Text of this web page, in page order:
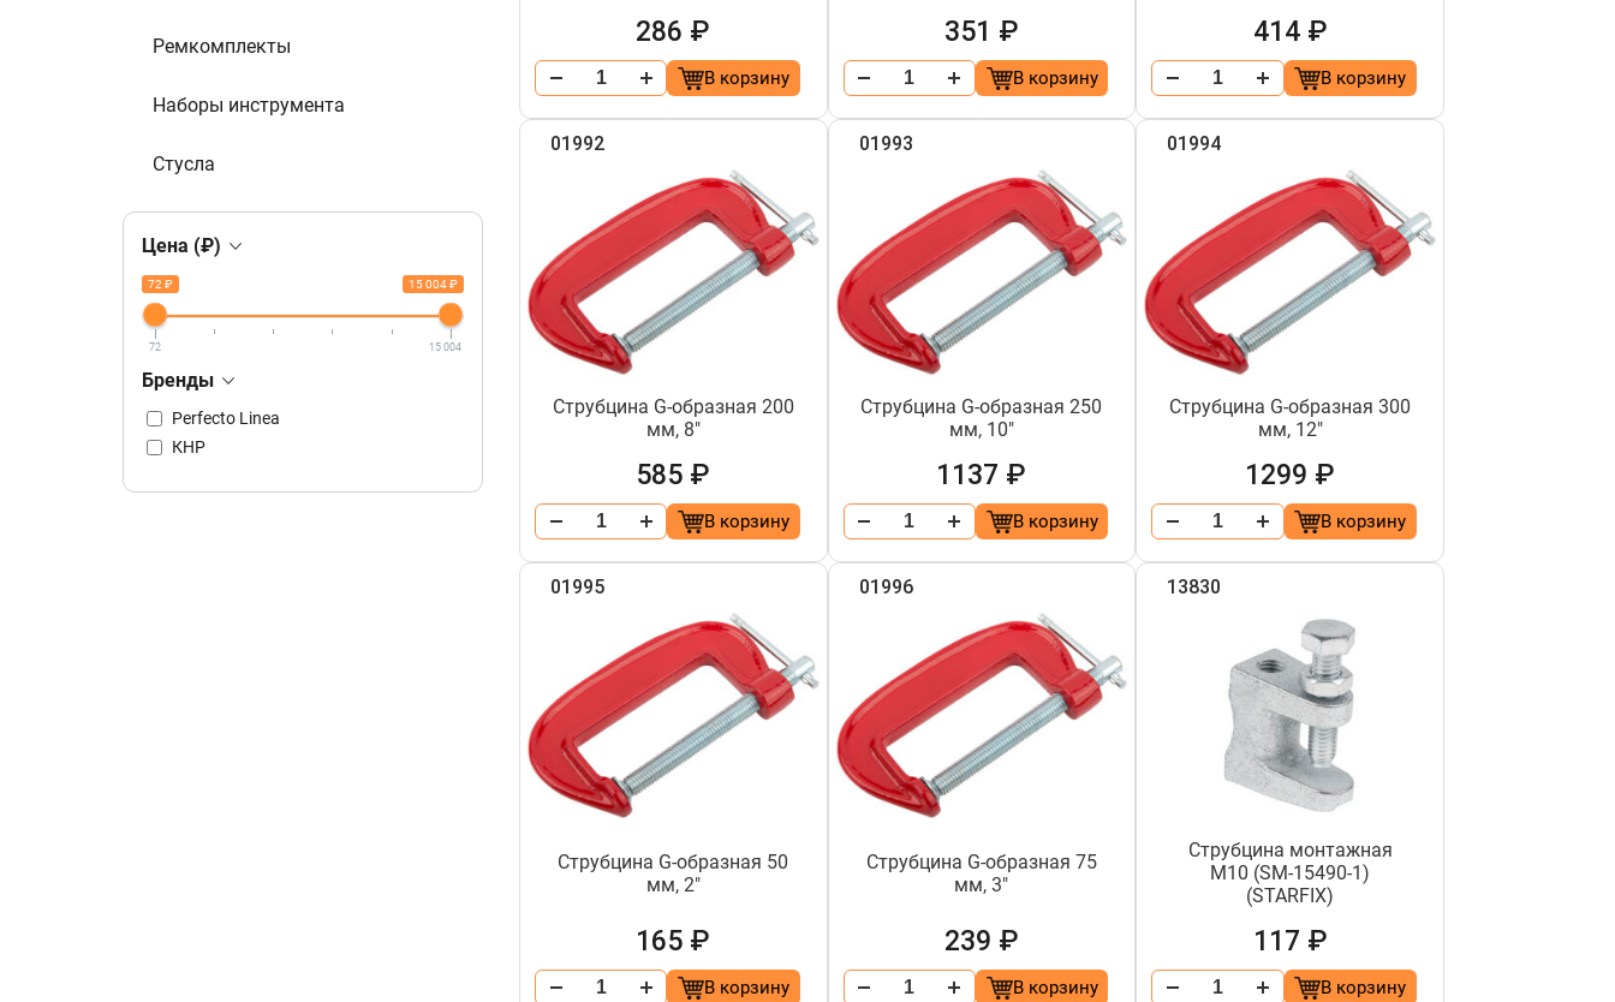
Ремкомплекты
Наборы инструмента
Стусла
Цена (₽)
72 ₽ 15 004 ₽
72 15 004
Бренды
Perfecto Linea
КНР
286 ₽
В корзину
351 ₽
В корзину
414 ₽
В корзину
01992
Струбцина G-образная 200
мм, 8"
585 ₽
В корзину
01993
Струбцина G-образная 250
мм, 10"
1137 ₽
В корзину
01994
Струбцина G-образная 300
мм, 12"
1299 ₽
В корзину
01995
Струбцина G-образная 50
мм, 2"
165 ₽
В корзину
01996
Струбцина G-образная 75
мм, 3"
239 ₽
В корзину
13830
Струбцина монтажная
М10 (SM-15490-1)
(STARFIX)
117 ₽
В корзину